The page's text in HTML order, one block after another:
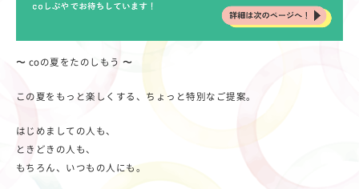
〜 coの夏をたのしもう 〜
この夏をもっと楽しくする、ちょっと特別なご提案。
はじめましての人も、
ときどきの人も、
もちろん、いつもの人にも。